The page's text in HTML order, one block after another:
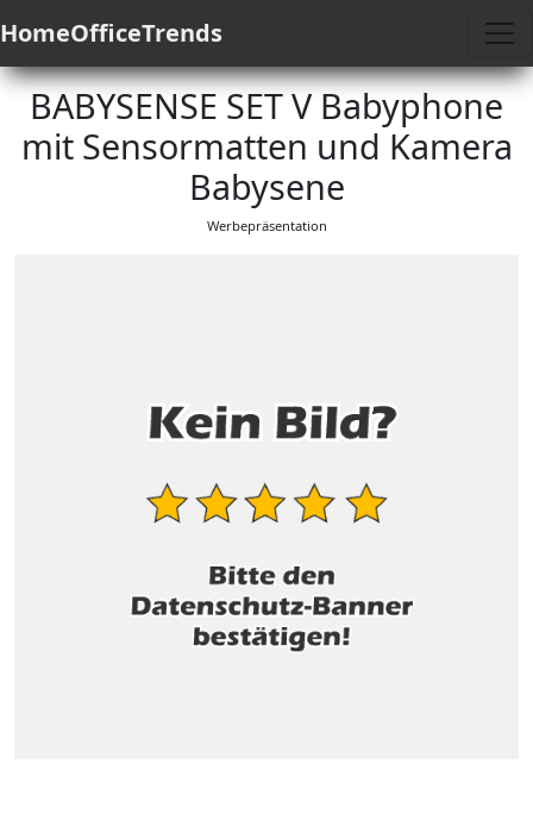
HomeOfficeTrends
BABYSENSE SET V Babyphone
mit Sensormatten und Kamera
Babysene
Werbepräsentation